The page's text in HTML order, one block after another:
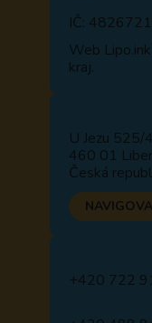
IČ:
Web Lipo.ink
kraj.
U Jezu 525/4
460 01
Česká
+420 722